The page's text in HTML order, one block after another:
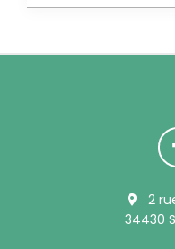
2
34430